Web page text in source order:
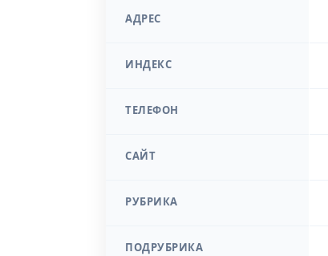
АДРЕС
ИНДЕКС
ТЕЛЕФОН
САЙТ
РУБРИКА
ПОДРУБРИКА